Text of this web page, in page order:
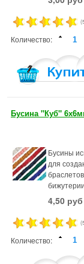
Количество:
Бусина "Куб"
Бусины
для
4,50 руб
Количество: